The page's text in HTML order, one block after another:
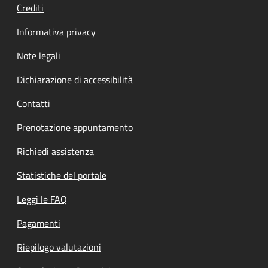
Crediti
Informativa privacy
Note legali
Dichiarazione di accessibilità
Contatti
Prenotazione appuntamento
Richiedi assistenza
Statistiche del portale
Leggi le FAQ
Pagamenti
Riepilogo valutazioni